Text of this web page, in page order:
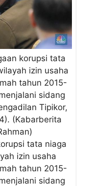
korupsi tata
izin usaha
tahun 2015-
sidang
Tipikor,
(Kabarberita
tata niaga
izin usaha
tahun 2015-
sidang